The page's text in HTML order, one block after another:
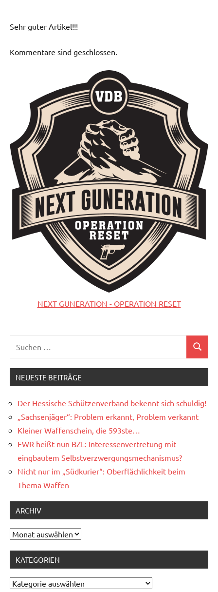
Sehr guter Artikel!!!
Kommentare sind geschlossen.
NEXT GUNERATION - OPERATION RESET
Suchen
NEUESTE BEITRÄGE
Der Hessische Schützenverband bekennt sich schuldig!
„Sachsenjäger“: Problem erkannt, Problem verkannt
Kleiner Waffenschein, die 593ste…
FWR heißt nun BZL: Interessenvertretung mit
eingbautem Selbstverzwergungsmechanismus?
Nicht nur im „Südkurier“: Oberflächlichkeit beim
Thema Waffen
ARCHIV
Archiv
KATEGORIEN
Kategorien